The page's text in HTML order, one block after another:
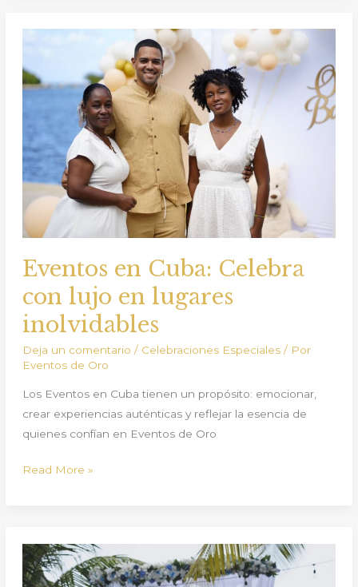
Eventos en Cuba: Celebra
con lujo en lugares
inolvidables
Deja un comentario / Celebraciones Especiales/ Por
Eventos de Oro
Los Eventos en Cuba tienen un propósito: emocionar,
crear experiencias auténticas y reflejar la esencia de
quienes confían en Eventos de Oro
Cuba:
lujo
en
lugares
inolvidables
Read More »
Luxury
Weddings